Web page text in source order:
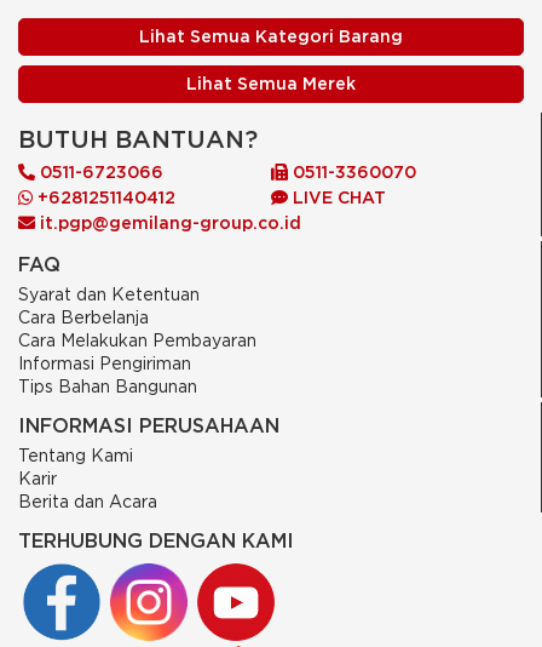
Lihat Semua Kategori Barang
Lihat Semua Merek
BUTUH BANTUAN?
0511-6723066
0511-3360070
+6281251140412
LIVE CHAT
it.pgp@gemilang-group.co.id
FAQ
Syarat dan Ketentuan
Cara Berbelanja
Cara Melakukan Pembayaran
Informasi Pengiriman
Tips Bahan Bangunan
INFORMASI PERUSAHAAN
Tentang Kami
Karir
Berita dan Acara
TERHUBUNG DENGAN KAMI